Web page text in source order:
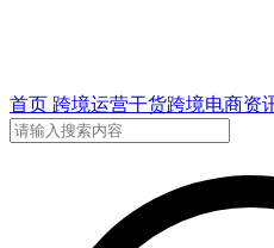
首页 跨境运营干货跨境电商资